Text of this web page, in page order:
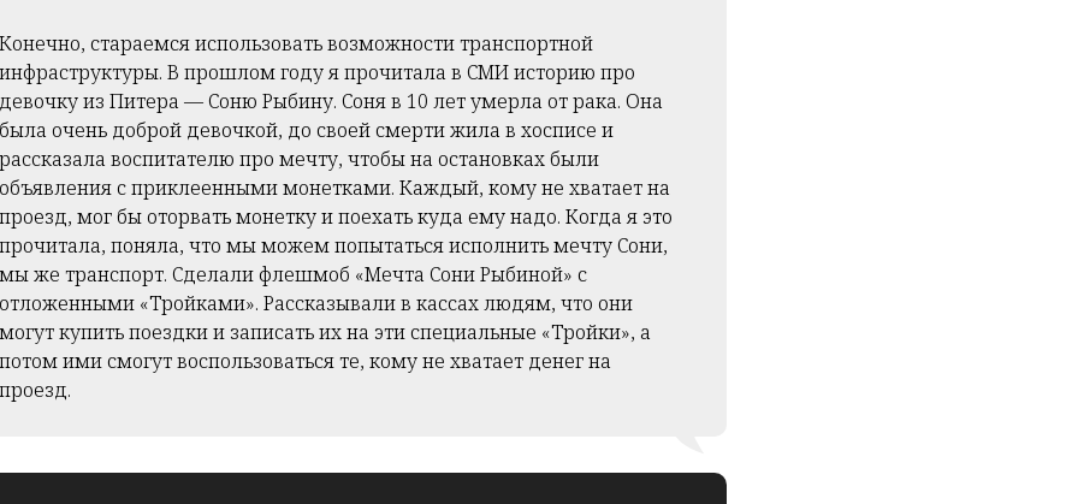
Конечно, стараемся использовать возможности транспортной
инфраструктуры. В прошлом году я прочитала в СМИ историю про
девочку из Питера — Соню Рыбину. Соня в 10 лет умерла от рака. Она
была очень доброй девочкой, до своей смерти жила в хосписе и
рассказала воспитателю про мечту, чтобы на остановках были
объявления с приклеенными монетками. Каждый, кому не хватает на
проезд, мог бы оторвать монетку и поехать куда ему надо. Когда я это
прочитала, поняла, что мы можем попытаться исполнить мечту Сони,
мы же транспорт. Сделали флешмоб «Мечта Сони Рыбиной» с
отложенными «Тройками». Рассказывали в кассах людям, что они
могут купить поездки и записать их на эти специальные «Тройки», а
потом ими смогут воспользоваться те, кому не хватает денег на
проезд.